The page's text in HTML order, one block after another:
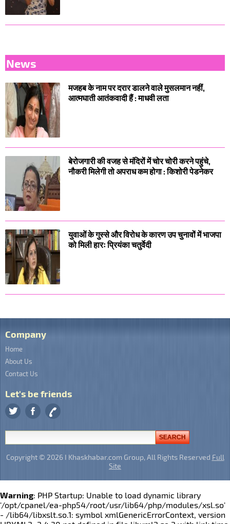
News
मजहब के नाम पर दरार डालने वाले मुसलमान नहीं,
आत्मघाती आतंकवादी हैं : माधवी लता
बेरोजगारी की वजह से मंदिरों में चोर चोरी करने पहुंचे,
नौकरी मिलेगी तो अपराध कम होगा : किशोरी पेडनेकर
युवाओं के गुस्से और विरोध के कारण उप चुनावों में भाजपा
को मिली हारः प्रियंका चतुर्वेदी
Company
Home
About Us
Contact Us
Let's be friends
Copyright © 2026 I Khaskhabar.com Group, All Rights Reserved Full
Site
Warning: PHP Startup: Unable to load dynamic library
'/opt/cpanel/ea-php54/root/usr/lib64/php/modules/xsl.so'
- /lib64/libxslt.so.1: symbol xmlGenericErrorContext, version